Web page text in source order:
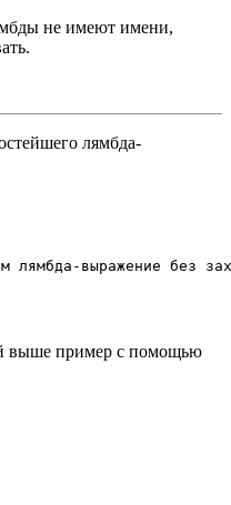
не имеют имени,
лямбда-
лямбда-выражение без
выше пример с помощью